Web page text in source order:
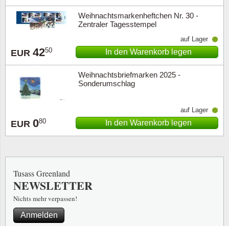
Weihnachtsmarkenheftchen Nr. 30 -
Zentraler Tagesstempel
EUR 4250
auf Lager
In den Warenkorb legen
Weihnachtsbriefmarken 2025 -
Sonderumschlag
EUR 080
auf Lager
In den Warenkorb legen
Tusass Greenland
NEWSLETTER
Nichts mehr verpassen!
Anmelden